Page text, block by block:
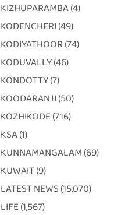
KIZHUPARAMBA(4)
KODENCHERI (49)
KODIYATHOOR (74)
KODUVALLY(46)
KONDOTTY(7)
KOODARANJI (50)
KOZHIKODE (716)
KSA(1)
KUNNAMANGALAM (69)
KUWAIT(9)
LATEST NEWS (15,070)
LIFE (1,567)